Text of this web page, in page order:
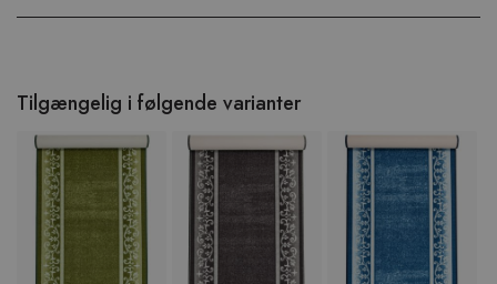
Tilgængelig i følgende varianter